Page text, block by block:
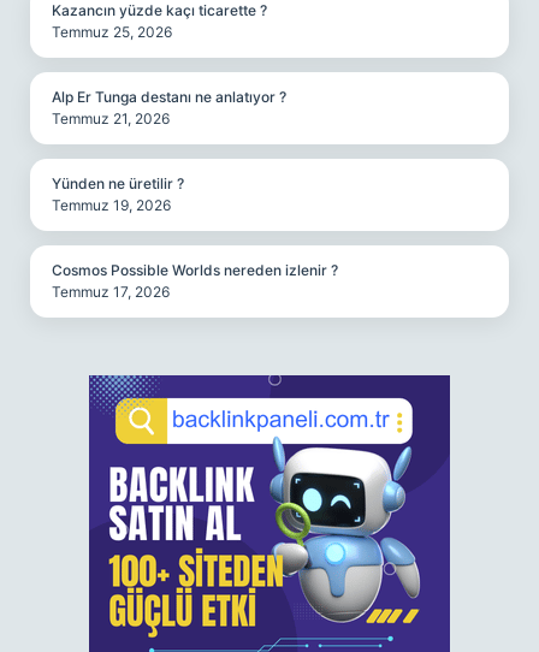
Kazancın yüzde kaçı ticarette ?
Temmuz 25, 2026
Alp Er Tunga destanı ne anlatıyor ?
Temmuz 21, 2026
Yünden ne üretilir ?
Temmuz 19, 2026
Cosmos Possible Worlds nereden izlenir ?
Temmuz 17, 2026